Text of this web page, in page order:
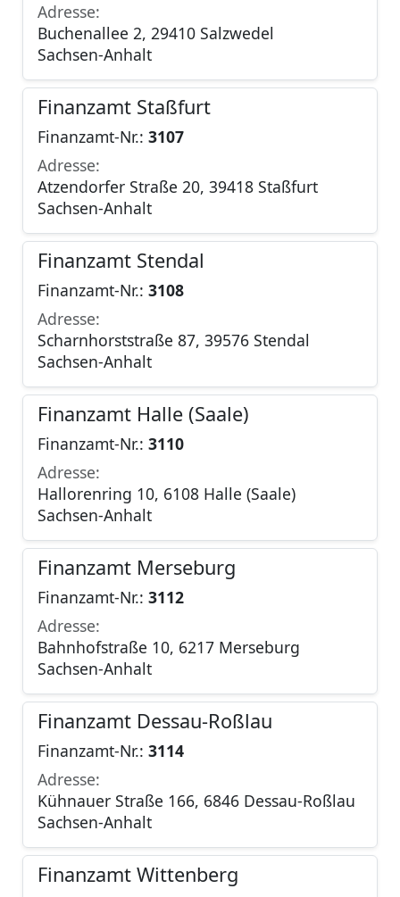
Adresse:
Buchenallee 2, 29410 Salzwedel
Sachsen-Anhalt
Finanzamt Staßfurt
Finanzamt-Nr.: 3107
Adresse:
Atzendorfer Straße 20, 39418 Staßfurt
Sachsen-Anhalt
Finanzamt Stendal
Finanzamt-Nr.: 3108
Adresse:
Scharnhorststraße 87, 39576 Stendal
Sachsen-Anhalt
Finanzamt Halle (Saale)
Finanzamt-Nr.: 3110
Adresse:
Hallorenring 10, 6108 Halle (Saale)
Sachsen-Anhalt
Finanzamt Merseburg
Finanzamt-Nr.: 3112
Adresse:
Bahnhofstraße 10, 6217 Merseburg
Sachsen-Anhalt
Finanzamt Dessau-Roßlau
Finanzamt-Nr.: 3114
Adresse:
Kühnauer Straße 166, 6846 Dessau-Roßlau
Sachsen-Anhalt
Finanzamt Wittenberg